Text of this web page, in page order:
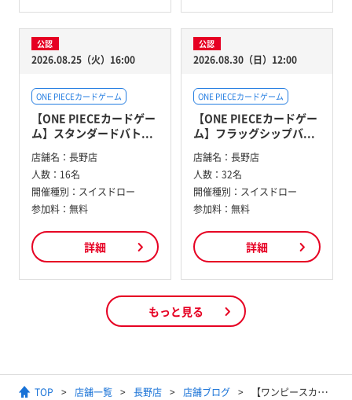
公認
2026.08.25（火）16:00
ONE PIECEカードゲーム
【ONE PIECEカードゲー
ム】スタンダードバト...
店舗名： 長野店
人数： 16名
開催種別： スイスドロー
参加料： 無料
詳細
公認
2026.08.30（日）12:00
ONE PIECEカードゲーム
【ONE PIECEカードゲー
ム】フラッグシップバ...
店舗名： 長野店
人数： 32名
開催種別： スイスドロー
参加料： 無料
詳細
もっと見る
TOP 店舗一覧 長野店 店舗ブログ 【ワンピースカードゲーム】ピックアップパラレル買取表 ボア・ハンコック SR【パラレル】OP01-078 7000円買取